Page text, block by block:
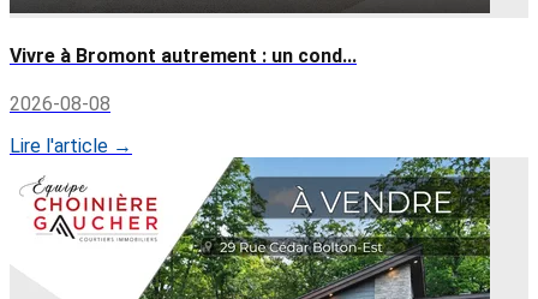
Vivre à Bromont autrement : un cond...
2026-08-08
Lire l'article →